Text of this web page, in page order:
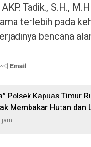
Tadik., S.H.,
terlebih pada
bencana
Polsek Kapuas Timur
Membakar Hutan dan
jam